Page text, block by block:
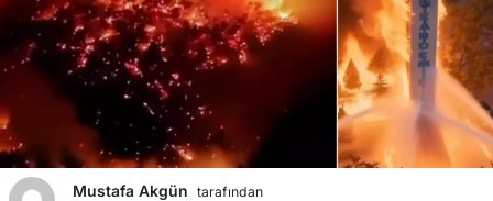
Mustafa Akgün tarafından